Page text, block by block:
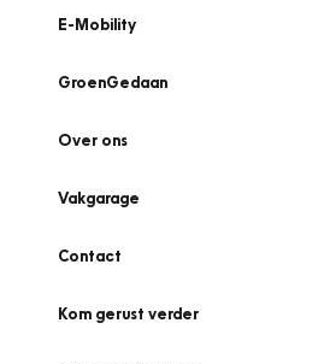
E-Mobility
GroenGedaan
Over ons
Vakgarage
Contact
Kom gerust verder